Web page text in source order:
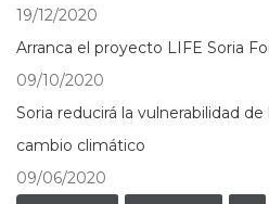
19/12/2020
Arranca el proyecto LIFE Soria
09/10/2020
Soria reducirá la vulnerabilidad
cambio climático
09/06/2020